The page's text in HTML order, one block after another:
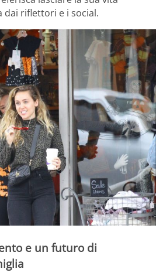
riflettori e i social.
e un futuro di